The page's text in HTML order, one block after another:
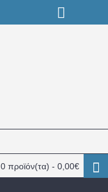
0 προϊόν(τα) - 0,00€